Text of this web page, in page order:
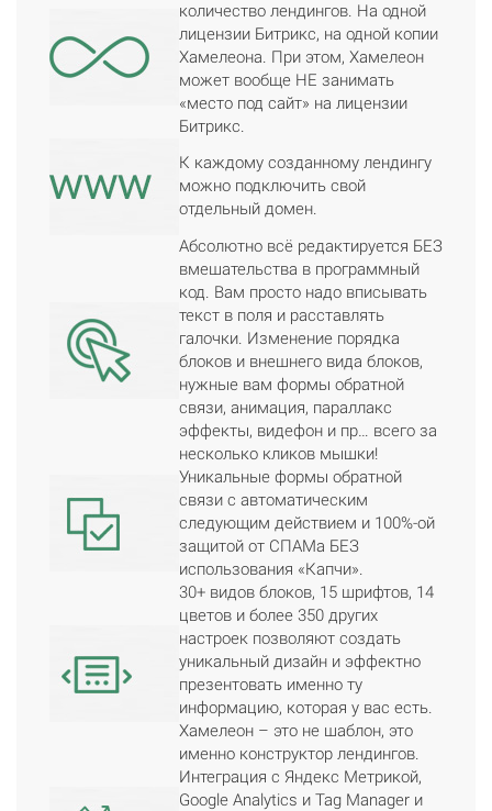
количество лендингов. На одной
лицензии Битрикс, на одной копии
Хамелеона. При этом, Хамелеон
может вообще НЕ занимать
«место под сайт» на лицензии
Битрикс.
К каждому созданному лендингу
можно подключить свой
отдельный домен.
Абсолютно всё редактируется БЕЗ
вмешательства в программный
код. Вам просто надо вписывать
текст в поля и расставлять
галочки. Изменение порядка
блоков и внешнего вида блоков,
нужные вам формы обратной
связи, анимация, параллакс
эффекты, видефон и пр… всего за
несколько кликов мышки!
Уникальные формы обратной
связи с автоматическим
следующим действием и 100%-ой
защитой от СПАМа БЕЗ
использования «Капчи».
30+ видов блоков, 15 шрифтов, 14
цветов и более 350 других
настроек позволяют создать
уникальный дизайн и эффектно
презентовать именно ту
информацию, которая у вас есть.
Хамелеон – это не шаблон, это
именно конструктор лендингов.
Интеграция с Яндекс Метрикой,
Google Analytics и Tag Manager и